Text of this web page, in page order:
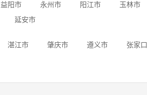
益阳市 永州市 阳江市 玉林市
延安市
湛江市 肇庆市 遵义市 张家